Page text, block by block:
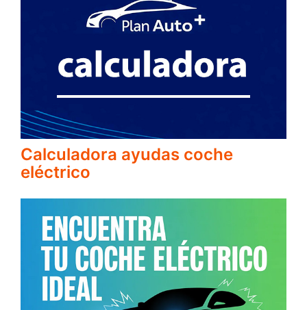
Calculadora ayudas coche
eléctrico